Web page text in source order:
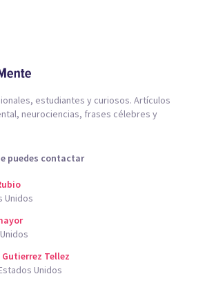
estudiantes y curiosos. Artículos
neurociencias, frases célebres y
puedes contactar
Unidos
Gutierrez Tellez
Unidos